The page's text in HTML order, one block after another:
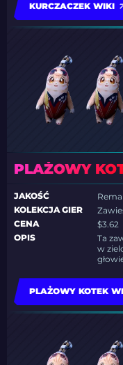
KURCZACZEK WIKI
PLAŻOWY
JAKOŚĆ
KOLEKCJA GIER
CENA
$3.62
OPIS
Ta
w
PLAŻOWY KOTEK